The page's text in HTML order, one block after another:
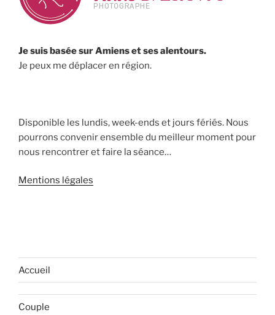
Je suis basée sur Amiens et ses alentours.
Je peux me déplacer en région.
Disponible les lundis, week-ends et jours fériés. Nous
pourrons convenir ensemble du meilleur moment pour
nous rencontrer et faire la séance…
Mentions légales
Accueil
Couple